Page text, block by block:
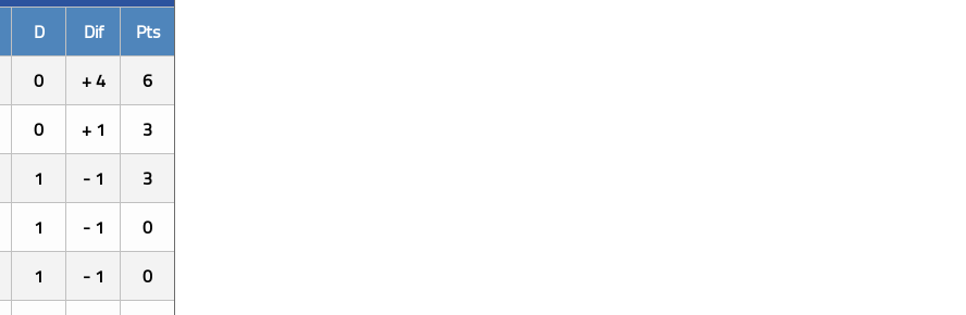
D Dif
Pts
0 + 4
6
0 + 1
3
1 - 1
3
1 - 1
0
1 - 1
0